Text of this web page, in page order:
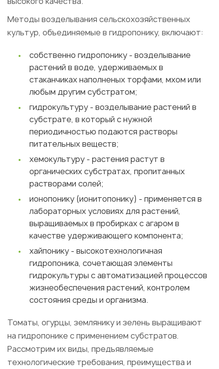
Методы возделывания сельскохозяйственных
культур, объединяемые в гидропонику, включают:
собственно гидропонику - возделывание
растений в воде, удерживаемых в
стаканчиках наполненых торфами, мхом или
любым другим субстратом;
гидрокультуру - возделывание растений в
субстрате, в который с нужной
периодичностью подаются растворы
питательных веществ;
хемокультуру - растения растут в
органических субстратах, пропитанных
растворами солей;
ионопонику (ионитопонику) - применяется в
лабораторных условиях для растений,
выращиваемых в пробирках с агаром в
качестве удерживающего компонента;
хайпонику - высокотехнологичная
гидропоника, сочетающая элементы
гидрокультуры с автоматизацией процессов
жизнеобеспечения растений, контролем
состояния среды и организма.
Томаты, огурцы, землянику и зелень выращивают
на гидропонике с применением субстратов.
Рассмотрим их виды, предъявляемые
технологические требования, преимущества и